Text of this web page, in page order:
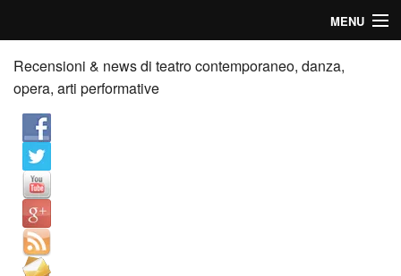
MENU
Home
Recensioni
Anticipazioni
News
Palazzi consiglia
Video
Recensioni & news di teatro contemporaneo, danza,
opera, arti performative